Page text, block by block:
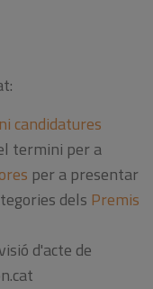
candidatures
termini per a
per a presentar
dels Premis
d'acte de